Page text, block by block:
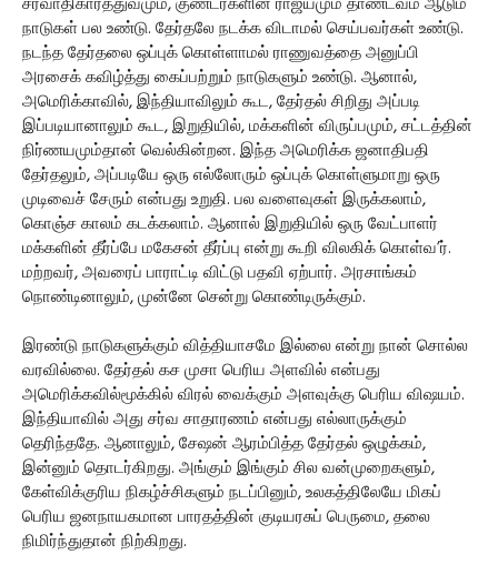
நாடுகள் பல உண்டு. தேர்தலே நடக்க விடாமல் செய்பவர்கள் உண்டு.
நடந்த தேர்தலை ஒப்புக் கொள்ளாமல் ராணுவத்தை அனுப்பி
அரசைக் கவிழ்த்து கைப்பற்றும் நாடுகளும் உண்டு. ஆனால்,
அமெரிக்காவில், இந்தியாவிலும் கூட, தேர்தல் சிறிது அப்படி
இப்படியானாலும் கூட, இறுதியில், மக்களின் விருப்பமும், சட்டத்தின்
நிர்ணயமும்தான் வெல்கின்றன. இந்த அமெரிக்க ஜனாதிபதி
தேர்தலும், அப்படியே ஒரு எல்லோரும் ஒப்புக் கொள்ளுமாறு ஒரு
முடிவைச் சேரும் என்பது உறுதி. பல வளைவுகள் இருக்கலாம்,
கொஞ்ச காலம் கடக்கலாம். ஆனால் இறுதியில் ஒரு வேட்பாளர்
மக்களின் தீர்ப்பே மகேசன் தீர்ப்பு என்று கூறி விலகிக் கொள்வ’ர்.
மற்றவர், அவரைப் பாராட்டி விட்டு பதவி ஏற்பார். அரசாங்கம்
நொண்டினாலும், முன்னே சென்று கொண்டிருக்கும்.
இரண்டு நாடுகளுக்கும் வித்தியாசமே இல்லை என்று நான் சொல்ல
வரவில்லை. தேர்தல் கச முசா பெரிய அளவில் என்பது
அமெரிக்கவில்மூக்கில் விரல் வைக்கும் அளவுக்கு பெரிய விஷயம்.
இந்தியாவில் அது சர்வ சாதாரணம் என்பது எல்லாருக்கும்
தெரிந்ததே. ஆனாலும், சேஷன் ஆரம்பித்த தேர்தல் ஒழுக்கம்,
இன்னும் தொடர்கிறது. அங்கும் இங்கும் சில வன்முறைகளும்,
கேள்விக்குரிய நிகழ்ச்சிகளும் நடப்பினும், உலகத்திலேயே மிகப்
பெரிய ஜனநாயகமான பாரதத்தின் குடியரசுப் பெருமை, தலை
நிமிர்ந்துதான் நிற்கிறது.